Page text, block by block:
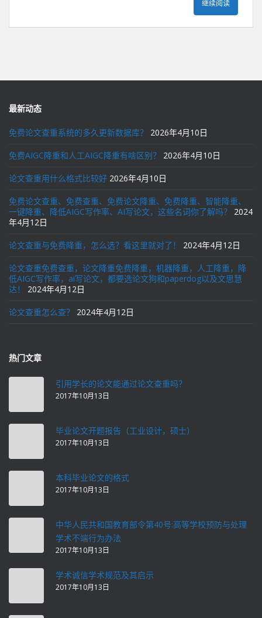
继续阅读
最新动态
免费论文查重系统的多久更新数据库？ 2026年4月10日
免费AIGC降重和人工AIGC降重有啥区别？ 2026年4月10日
论文查重用什么格式比较好 2026年4月10日
免费论文查重、免费查重、免费论文降重、免费降重、智能降重、
一键降重、降低AIGC写作率、AI写论文，这些名词你了解吗？
2024
年4月12日
论文查重与免费降重，怎么选？看这里就对了！ 2024年4月12日
论文查重免费查重，论文降重免费降重，机器降重，人工降重，降
低AIGC写作率，ai写论文，都要选论文狗和paperdog以及文思慧
达！
2024年4月12日
论文查重怎么查？ 2024年4月12日
热门文章
引用学长的论文能通过论文查重吗？
2017年10月13日
毕业论文开题报告（工业设计，硕士）
2017年10月13日
本科毕业论文的格式
2017年10月13日
中华人民共和国教育部令第40号:高等学校预防与处理
学术不端行为办法
2017年10月13日
学术诚信学术规范及其启示
2017年10月13日